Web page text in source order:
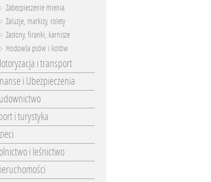
Zabezpieczenie mienia
Żaluzje, markizy, rolety
Zasłony, firanki, karnisze
Hodowla psów i kotów
i transport
i Ubezpieczenia
i turystyka
i leśnictwo